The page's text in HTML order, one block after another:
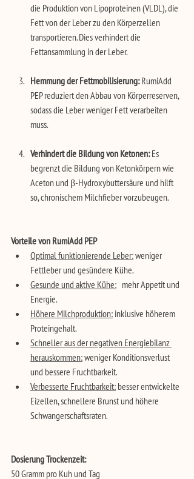
die Produktion von Lipoproteinen (VLDL), die
Fett von der Leber zu den Körperzellen
transportieren. Dies verhindert die
Fettansammlung in der Leber.
Hemmung der Fettmobilisierung: RumiAdd
PEP reduziert den Abbau von Körperreserven,
sodass die Leber weniger Fett verarbeiten
muss.
Verhindert die Bildung von Ketonen: Es
begrenzt die Bildung von Ketonkörpern wie
Aceton und β-Hydroxybuttersäure und hilft
so, chronischem Milchfieber vorzubeugen.
Vorteile von RumiAdd PEP
Optimal funktionierende Leber: weniger
Fettleber und gesündere Kühe.
Gesunde und aktive Kühe: mehr Appetit und
Energie.
Höhere Milchproduktion: inklusive höherem
Proteingehalt.
Schneller aus der negativen Energiebilanz
herauskommen: weniger Konditionsverlust
und bessere Fruchtbarkeit.
Verbesserte Fruchtbarkeit: besser entwickelte
Eizellen, schnellere Brunst und höhere
Schwangerschaftsraten.
Dosierung Trockenzeit:
50 Gramm pro Kuh und Tag